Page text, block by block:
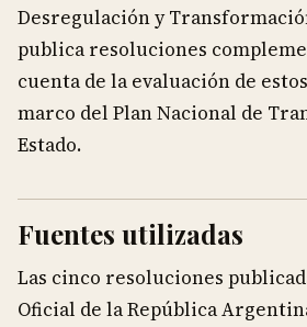
Desregulación y
publica resoluciones
cuenta de la evaluación de
marco del Plan Nacional de
Estado.
Fuentes utilizadas
Las cinco resoluciones
Oficial de la República